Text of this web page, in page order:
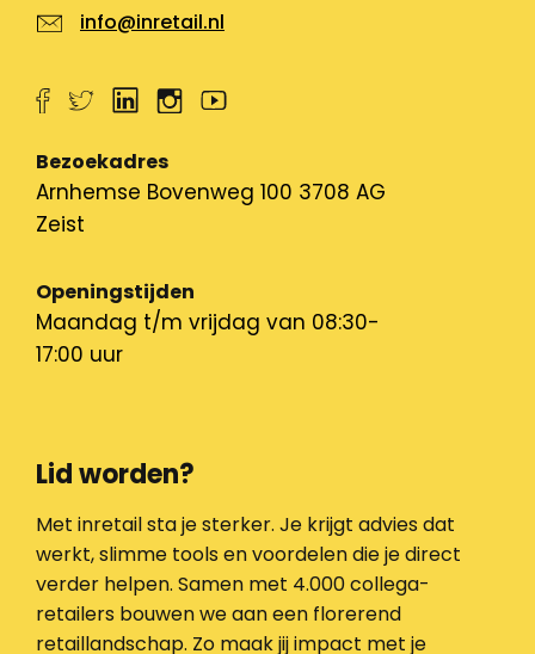
info@inretail.nl
Bezoekadres
Arnhemse Bovenweg 100 3708 AG
Zeist
Openingstijden
Maandag t/m vrijdag van 08:30-
17:00 uur
Lid worden?
Met inretail sta je sterker. Je krijgt advies dat
werkt, slimme tools en voordelen die je direct
verder helpen. Samen met 4.000 collega-
retailers bouwen we aan een florerend
retaillandschap. Zo maak jij impact met je